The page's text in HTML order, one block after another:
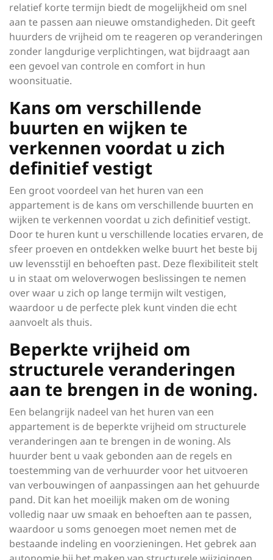
relatief korte termijn biedt de mogelijkheid om snel
aan te passen aan nieuwe omstandigheden. Dit geeft
huurders de vrijheid om te reageren op veranderingen
zonder langdurige verplichtingen, wat bijdraagt aan
een gevoel van controle en comfort in hun
woonsituatie.
Kans om verschillende
buurten en wijken te
verkennen voordat u zich
definitief vestigt
Een groot voordeel van het huren van een
appartement is de kans om verschillende buurten en
wijken te verkennen voordat u zich definitief vestigt.
Door te huren kunt u verschillende locaties ervaren, de
sfeer proeven en ontdekken welke buurt het beste bij
uw levensstijl en behoeften past. Deze flexibiliteit stelt
u in staat om weloverwogen beslissingen te nemen
over waar u zich op lange termijn wilt vestigen,
waardoor u de perfecte plek kunt vinden die echt
aanvoelt als thuis.
Beperkte vrijheid om
structurele veranderingen
aan te brengen in de woning.
Een belangrijk nadeel van het huren van een
appartement is de beperkte vrijheid om structurele
veranderingen aan te brengen in de woning. Als
huurder bent u vaak gebonden aan de regels en
toestemming van de verhuurder voor het uitvoeren
van verbouwingen of aanpassingen aan het gehuurde
pand. Dit kan het moeilijk maken om de woning
volledig naar uw smaak en behoeften aan te passen,
waardoor u soms genoegen moet nemen met de
bestaande indeling en voorzieningen. Het gebrek aan